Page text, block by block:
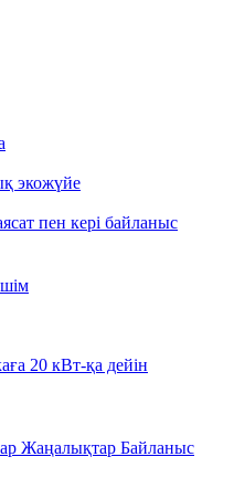
экожүйе
пен кері байланыс
20 кВт-қа дейін
Жаңалықтар Байланыс